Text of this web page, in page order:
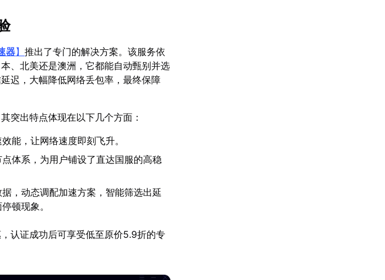
器】推出了专门的解决方案。该服务依
、北美还是澳洲，它都能自动甄别并选
迟，大幅降低网络丢包率，最终保障
突出特点体现在以下几个方面：
能，让网络速度即刻飞升。
体系，为用户铺设了直达国服的高稳
，动态调配加速方案，智能筛选出延
顿现象。
认证成功后可享受低至原价5.9折的专